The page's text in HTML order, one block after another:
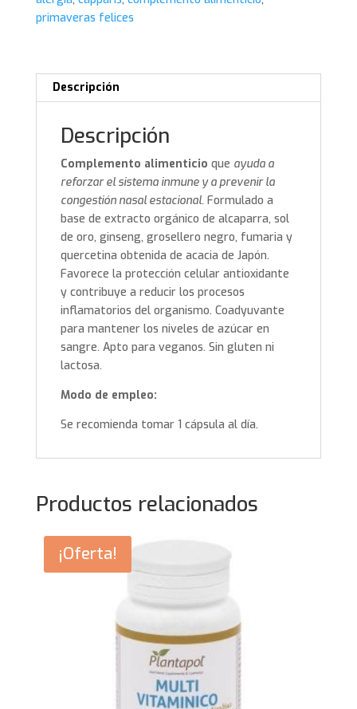
primaveras felices
Descripción
Descripción
Complemento alimenticio que ayuda a
reforzar el sistema inmune y a prevenir la
congestión nasal estacional.Formulado a
base de extracto orgánico de alcaparra, sol
de oro, ginseng, grosellero negro, fumaria y
quercetina obtenida de acacia de Japón.
Favorece la protección celular antioxidante
y contribuye a reducir los procesos
inflamatorios del organismo. Coadyuvante
para mantener los niveles de azúcar en
sangre. Apto para veganos. Sin gluten ni
lactosa.
Modo de empleo:
Se recomienda tomar 1 cápsula al día.
Productos relacionados
¡Oferta!